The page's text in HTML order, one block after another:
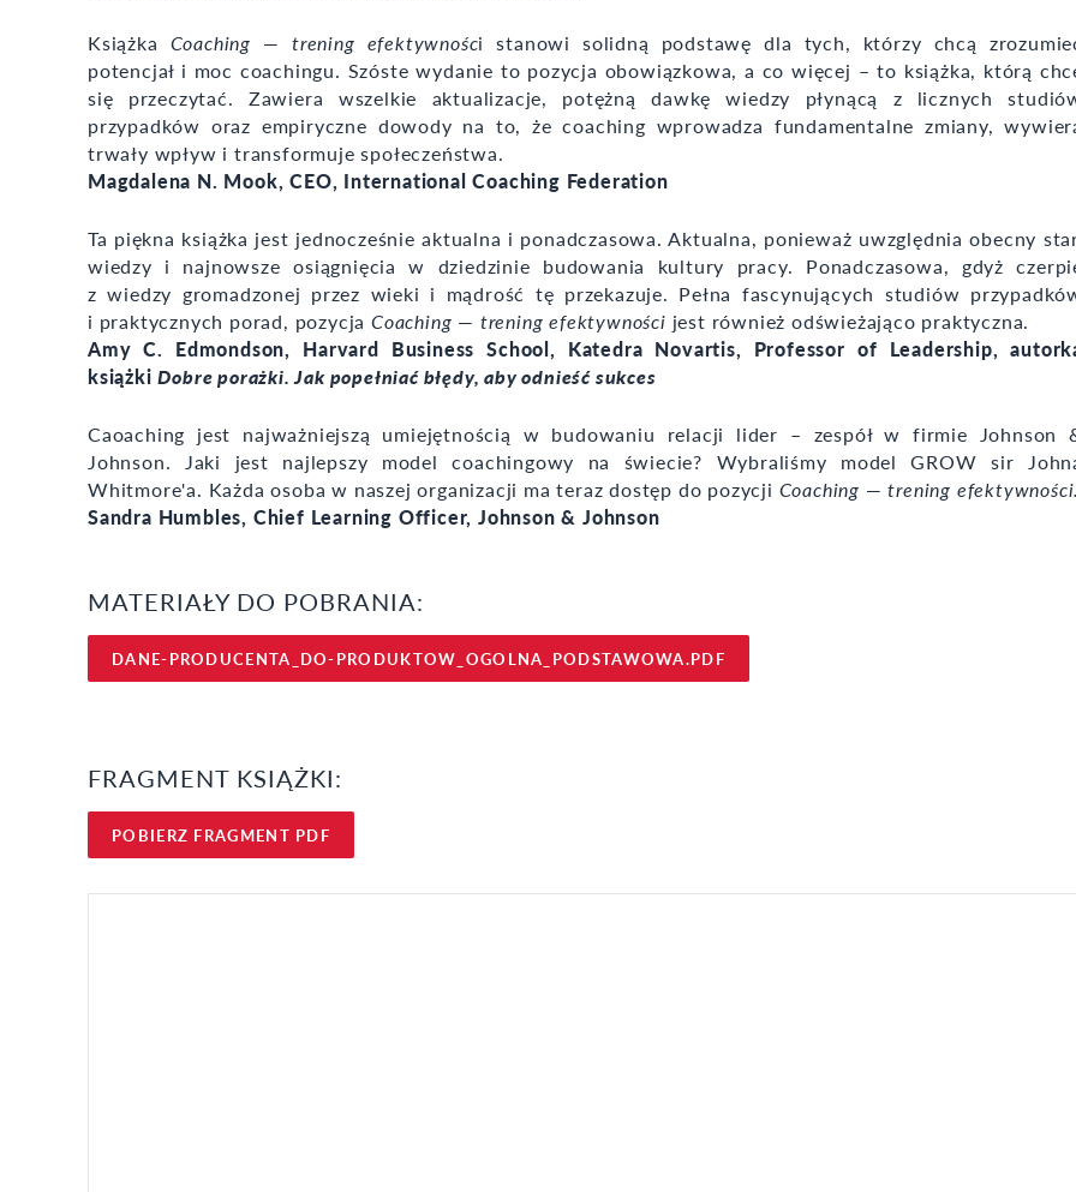
Książka Coaching —trening efektywności stanowi solidną podstawę dla tych, którzy chcą
potencjał i moc coachingu. Szóste wydanie to pozycja obowiązkowa, a co więcej – to książka, którą
się przeczytać. Zawiera wszelkie aktualizacje, potężną dawkę wiedzy płynącą z licznych
przypadków oraz empiryczne dowody na to, że coaching wprowadza fundamentalne zmiany,
trwały wpływ i transformuje społeczeństwa.
Magdalena N. Mook, CEO, International Coaching Federation
Ta piękna książka jest jednocześnie aktualna i ponadczasowa. Aktualna, ponieważ uwzględnia obecny
wiedzy i najnowsze osiągnięcia w dziedzinie budowania kultury pracy. Ponadczasowa, gdyż
z wiedzy gromadzonej przez wieki i mądrość tę przekazuje. Pełna fascynujących studiów
i praktycznych porad, pozycjaCoaching — trening efektywności jest również odświeżająco praktyczna.
Amy C. Edmondson, Harvard Business School, Katedra Novartis, Professor of Leadership,
książkiDobre porażki. Jak popełniać błędy, aby odnieść sukces
Caoaching jest najważniejszą umiejętnością w budowaniu relacji lider – zespół w firmie Johnson
Johnson. Jaki jest najlepszy model coachingowy na świecie? Wybraliśmy model GROW sir
Whitmore'a. Każda osoba w naszej organizacji ma teraz dostęp do pozycji Coaching —trening efektywności.
Sandra Humbles, Chief Learning Officer, Johnson & Johnson
MATERIAŁY DO POBRANIA:
DANE-PRODUCENTA_DO-PRODUKTOW_OGOLNA_PODSTAWOWA.PDF
FRAGMENT KSIĄŻKI:
POBIERZ FRAGMENT PDF